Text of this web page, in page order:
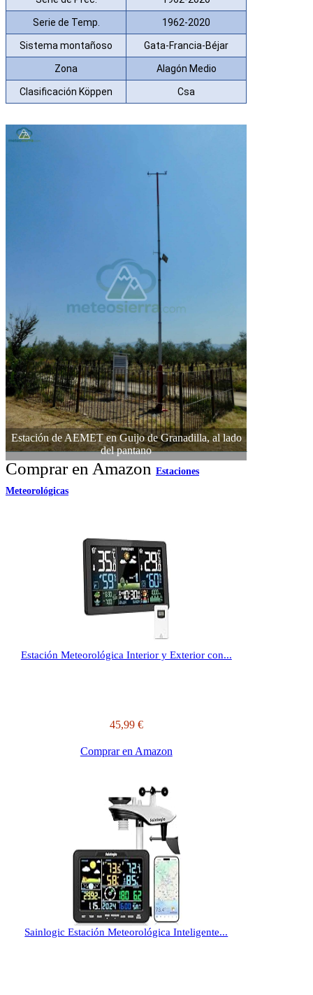
Serie de Temp. 1962-2020
Sistema montañoso Gata-Francia-Béjar
Zona Alagón Medio
Clasificación Köppen Csa
Estación de AEMET en Guijo de Granadilla, al lado
del pantano
Comprar en Amazon Estaciones
Meteorológicas
Estación Meteorológica Interior y Exterior con...
45,99 €
Comprar en Amazon
Sainlogic Estación Meteorológica Inteligente...